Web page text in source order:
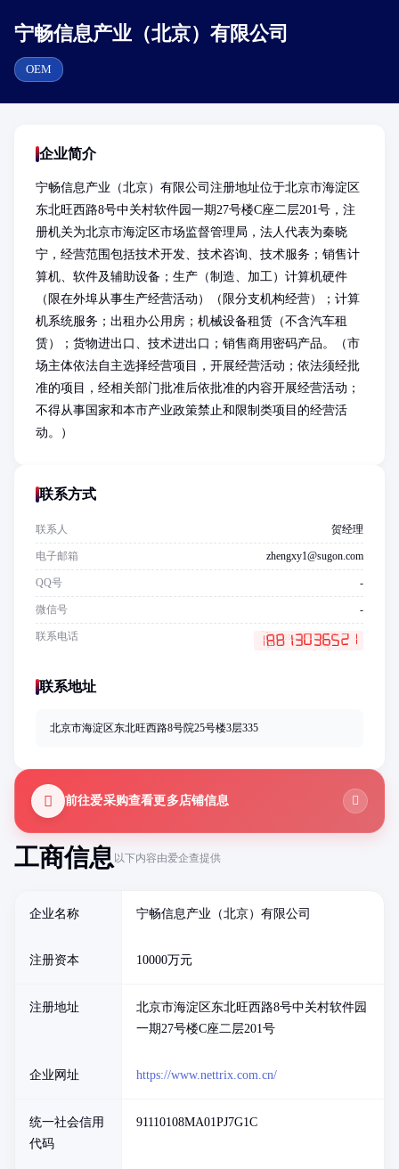
宁畅信息产业（北京）有限公司
OEM
工商信息以下内容由爱企查提供
企业名称 宁畅信息产业（北京）有限公司
注册资本 10000万元
注册地址
北京市海淀区东北旺西路8号中关村软件园
一期27号楼C座二层201号
企业网址 https://www.nettrix.com.cn/
统一社会信用
代码
91110108MA01PJ7G1C
企业简介
宁畅信息产业（北京）有限公司注册地址位于北京市海淀区
东北旺西路8号中关村软件园一期27号楼C座二层201号，注
册机关为北京市海淀区市场监督管理局，法人代表为秦晓
宁，经营范围包括技术开发、技术咨询、技术服务；销售计
算机、软件及辅助设备；生产（制造、加工）计算机硬件
（限在外埠从事生产经营活动）（限分支机构经营）；计算
机系统服务；出租办公用房；机械设备租赁（不含汽车租
赁）；货物进出口、技术进出口；销售商用密码产品。（市
场主体依法自主选择经营项目，开展经营活动；依法须经批
准的项目，经相关部门批准后依批准的内容开展经营活动；
不得从事国家和本市产业政策禁止和限制类项目的经营活
动。）
联系方式
联系人 贺经理
电子邮箱 zhengxy1@sugon.com
QQ号 -
微信号 -
联系电话
联系地址
北京市海淀区东北旺西路8号院25号楼3层335
前往爱采购查看更多店铺信息